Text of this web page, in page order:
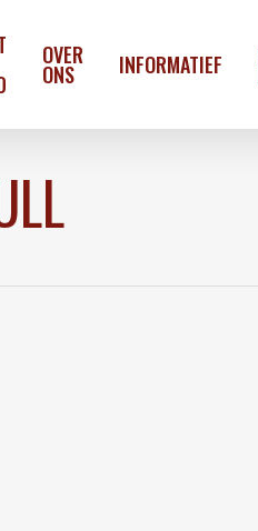
OVER
ONS INFORMATIEF